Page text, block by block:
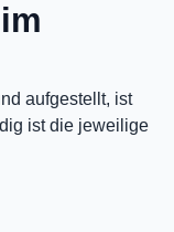
aufgestellt, ist
ist die jeweilige